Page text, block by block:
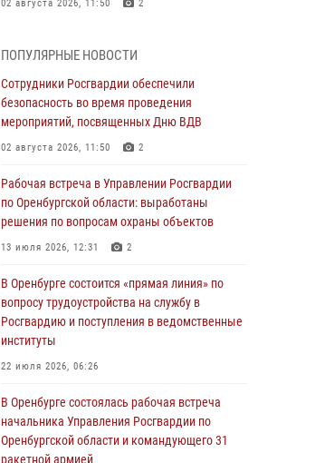
02 августа 2026, 11:50 2
гражданами по вопросу трудоустройства на
службу в Росгвардию и поступления в
ведомственные институты
30 июля 2026, 04:44
Дню Крещения Руси
28 июля 2026, 09:41 1
Росгвардейцы обеспечили правопорядок на
27 июля 2026, 14:36 2
Росгвардейцы предотвратили трагедию:
спасен мужчина в тяжелой жизненной
Росгвардейцы Оренбургской области
проверили готовность детских
образовательных учреждений к новому
ПОПУЛЯРНЫЕ НОВОСТИ
Сотрудники Росгвардии обеспечили
безопасность во время проведения
мероприятий, посвященных Дню ВДВ
02 августа 2026, 11:50 2
Рабочая встреча в Управлении Росгвардии
по Оренбургской области: выработаны
решения по вопросам охраны объектов
13 июля 2026, 12:31 2
В Оренбурге состоится «прямая линия» по
вопросу трудоустройства на службу в
Росгвардию и поступления в ведомственные
институты
22 июля 2026, 06:26
В Оренбурге состоялась рабочая встреча
начальника Управления Росгвардии по
Оренбургской области и командующего 31
ракетной армией